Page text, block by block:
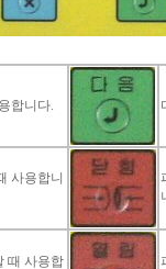
합니다.
사용합니
때 사용합